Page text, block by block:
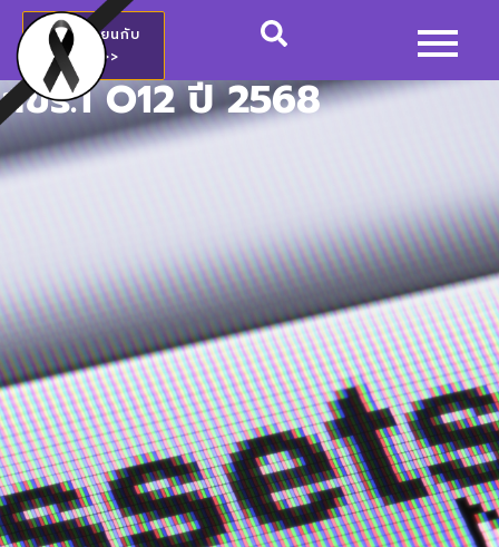
สมัครเรียนกับ
วชช.>>
สขร.1 O12 ปี 2568